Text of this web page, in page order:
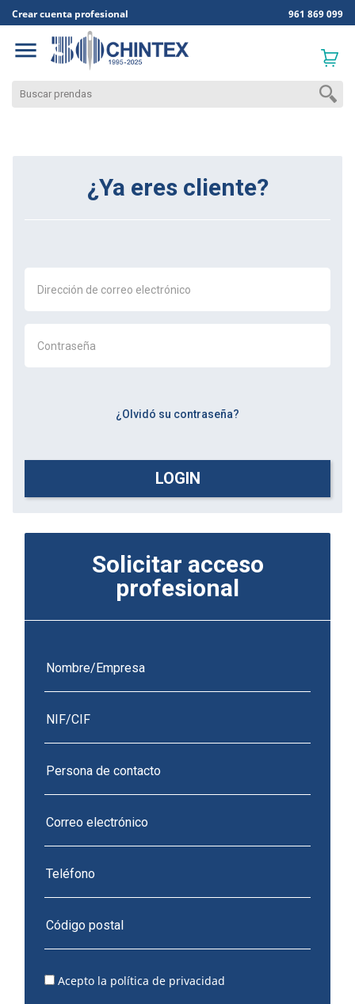
Crear cuenta profesional 961 869 099

¿Ya eres cliente?
¿Olvidó su contraseña?
LOGIN
Solicitar acceso
profesional
Acepto la política de privacidad